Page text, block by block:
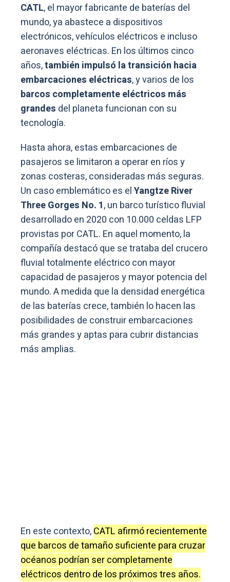
CATL, el mayor fabricante de baterías del
mundo, ya abastece a dispositivos
electrónicos, vehículos eléctricos e incluso
aeronaves eléctricas. En los últimos cinco
años,también impulsó la transición hacia
embarcaciones eléctricas, y varios de los
barcos completamente eléctricos más
grandes del planeta funcionan con su
tecnología.
Hasta ahora, estas embarcaciones de
pasajeros se limitaron a operar en ríos y
zonas costeras, consideradas más seguras.
Un caso emblemático es elYangtze River
Three Gorges No. 1, un barco turístico fluvial
desarrollado en 2020 con 10.000 celdas LFP
provistas por CATL. En aquel momento, la
compañía destacó que se trataba del crucero
fluvial totalmente eléctrico con mayor
capacidad de pasajeros y mayor potencia del
mundo. A medida que la densidad energética
de las baterías crece, también lo hacen las
posibilidades de construir embarcaciones
más grandes y aptas para cubrir distancias
más amplias.
En este contexto,CATL afirmó recientemente
que barcos de tamaño suficiente para cruzar
océanos podrían ser completamente
eléctricos dentro de los próximos tres años.